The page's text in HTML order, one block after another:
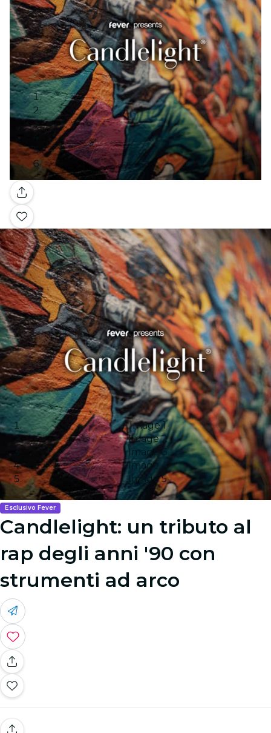
Galleria
Image 1
Image 2
Image 3
Image 4
Image 5
Esclusivo Fever
Candlelight: un tributo al
rap degli anni '90 con
strumenti ad arco